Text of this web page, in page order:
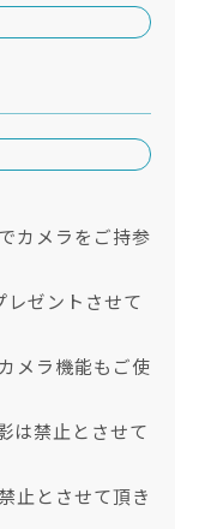
カメラをご持参
レゼントさせて
メラ機能もご使
は禁止とさせて
止とさせて頂き